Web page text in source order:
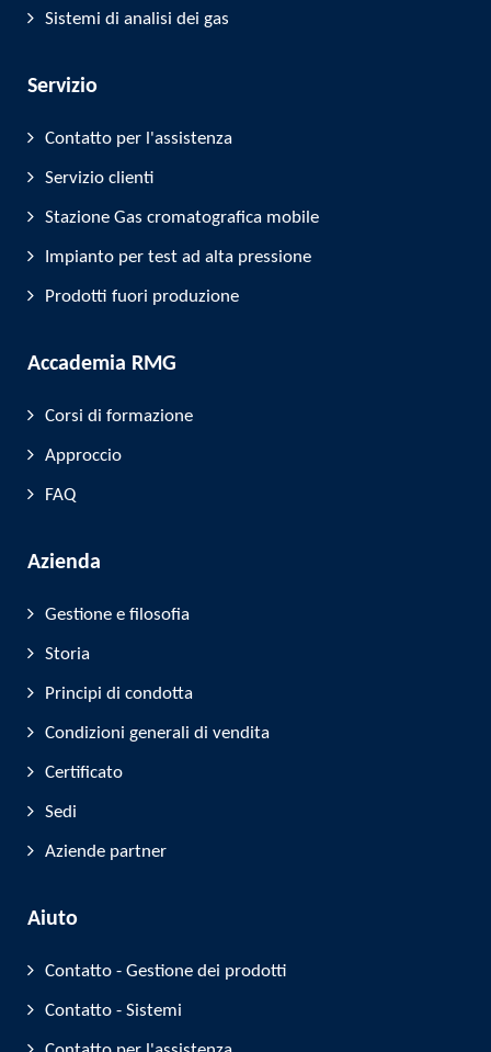
Sistemi di analisi dei gas
Servizio
Contatto per l'assistenza
Servizio clienti
Stazione Gas cromatografica mobile
Impianto per test ad alta pressione
Prodotti fuori produzione
Accademia RMG
Corsi di formazione
Approccio
FAQ
Azienda
Gestione e filosofia
Storia
Principi di condotta
Condizioni generali di vendita
Certificato
Sedi
Aziende partner
Aiuto
Contatto - Gestione dei prodotti
Contatto - Sistemi